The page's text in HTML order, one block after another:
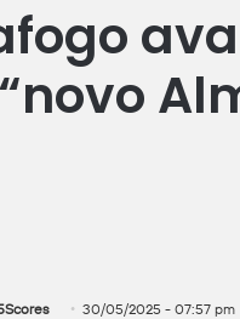
30/05/2025 - 07:57 pm